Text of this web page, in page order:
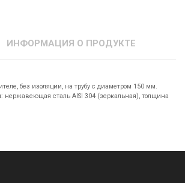
ИНФОРМАЦИЯ О ПРОДУКТЕ
без изоляции, на трубу с диаметром 150 мм.
нержавеющая сталь AISI 304 (зеркальная), толщина